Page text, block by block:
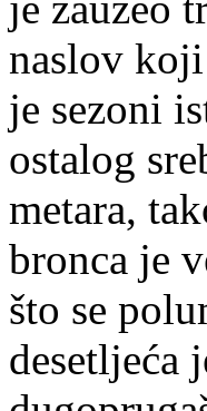
naslov
je sezoni
ostalog
metara,
bronca je
što se
desetljeća